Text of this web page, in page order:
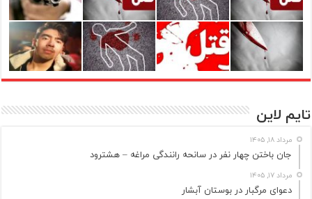
تایم لاین
مرداد ۱۸, ۱۴۰۵
جان باختن چهار نفر در سانحه رانندگی مراغه – هشترود
مرداد ۱۷, ۱۴۰۵
دعوای مرگبار در بوستان آبشار